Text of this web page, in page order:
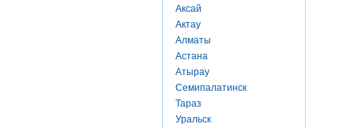
Аксай
Актау
Алматы
Астана
Атырау
Семипалатинск
Тараз
Уральск